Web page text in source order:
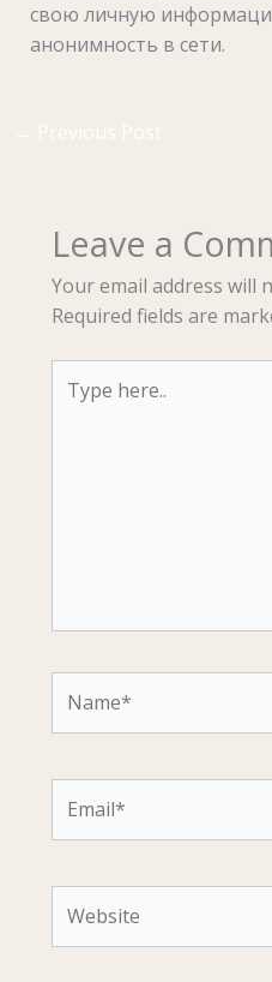
свою личную
анонимность в сети.
Leave a
Your email address will
Required fields are
here..